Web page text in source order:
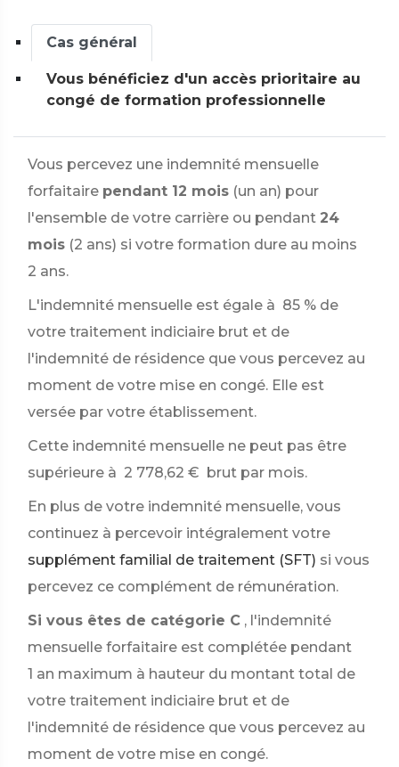
Cas général
Vous bénéficiez d'un accès prioritaire au
congé de formation professionnelle
Vous percevez une indemnité mensuelle
forfaitaire pendant 12 mois (un an) pour
l'ensemble de votre carrière ou pendant 24
mois (2 ans) si votre formation dure au moins
2 ans.
L'indemnité mensuelle est égale à 85 % de
votre traitement indiciaire brut et de
l'indemnité de résidence que vous percevez au
moment de votre mise en congé. Elle est
versée par votre établissement.
Cette indemnité mensuelle ne peut pas être
supérieure à 2 778,62 € brut par mois.
En plus de votre indemnité mensuelle, vous
continuez à percevoir intégralement votre
supplément familial de traitement (SFT) si vous
percevez ce complément de rémunération.
Si vous êtes de catégorie C , l'indemnité
mensuelle forfaitaire est complétée pendant
1 an maximum à hauteur du montant total de
votre traitement indiciaire brut et de
l'indemnité de résidence que vous percevez au
moment de votre mise en congé.